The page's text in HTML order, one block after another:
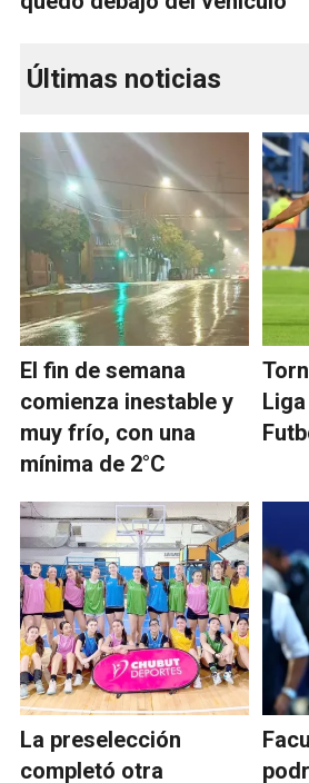
Últimas noticias
El fin de semana
comienza inestable y
muy frío, con una
mínima de 2°C
La preselección
completó otra